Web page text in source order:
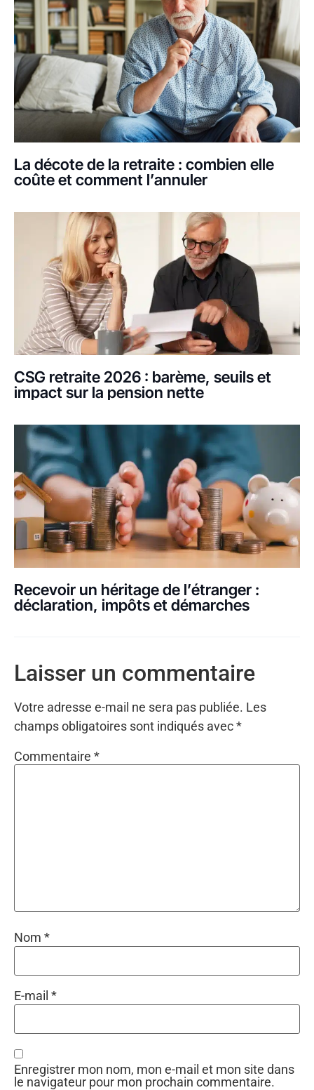
La décote de la retraite : combien elle
coûte et comment l’annuler
CSG retraite 2026 : barème, seuils et
impact sur la pension nette
Recevoir un héritage de l’étranger :
déclaration, impôts et démarches
Laisser un commentaire
Votre adresse e-mail ne sera pas publiée. Les
champs obligatoires sont indiqués avec*
Commentaire *
Nom *
E-mail *
Enregistrer mon nom, mon e-mail et mon site dans
le navigateur pour mon prochain commentaire.